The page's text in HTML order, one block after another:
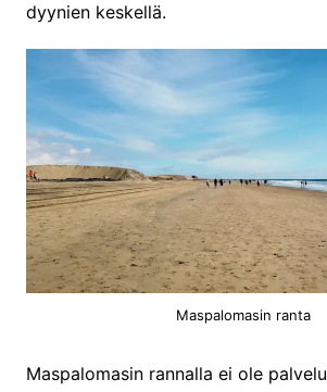
dyynien keskellä.
Maspalomasin ranta
Maspalomasin rannalla ei ole